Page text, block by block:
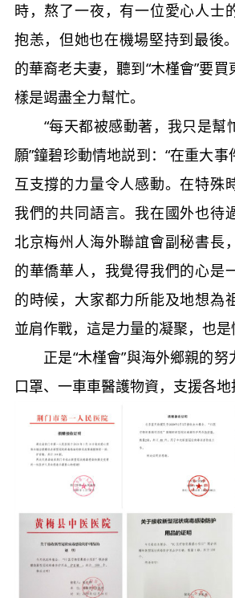
時，熬了一夜，有一位愛心人士
抱恙，但她也在機場堅持到最後
的華裔老夫妻，聽到“木槿會”要
樣是竭盡全力幫忙。
“每天都被感動著，我只是幫
願”鐘碧珍動情地説到：“在重大
互支撐的力量令人感動。在特殊
我們的共同語言。我在國外也待
北京梅州人海外聯誼會副秘書長
的華僑華人，我覺得我們的心是
的時候，大家都力所能及地想為
並肩作戰，這是力量的凝聚，也是
正是“木槿會”與海外鄉親的努
口罩、一車車醫護物資，支援各地